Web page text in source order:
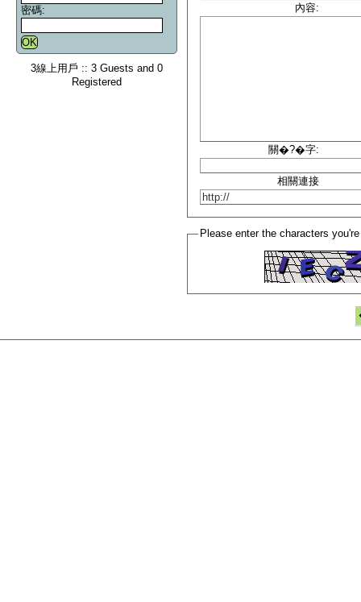
密碼:
3線上用戶 :: 3 Guests and 0
Registered
內容:
關�?�字:
相關連接
Please enter the characters